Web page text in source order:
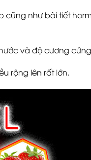
như bài tiết
và độ cương
rộng lên rất lớn.